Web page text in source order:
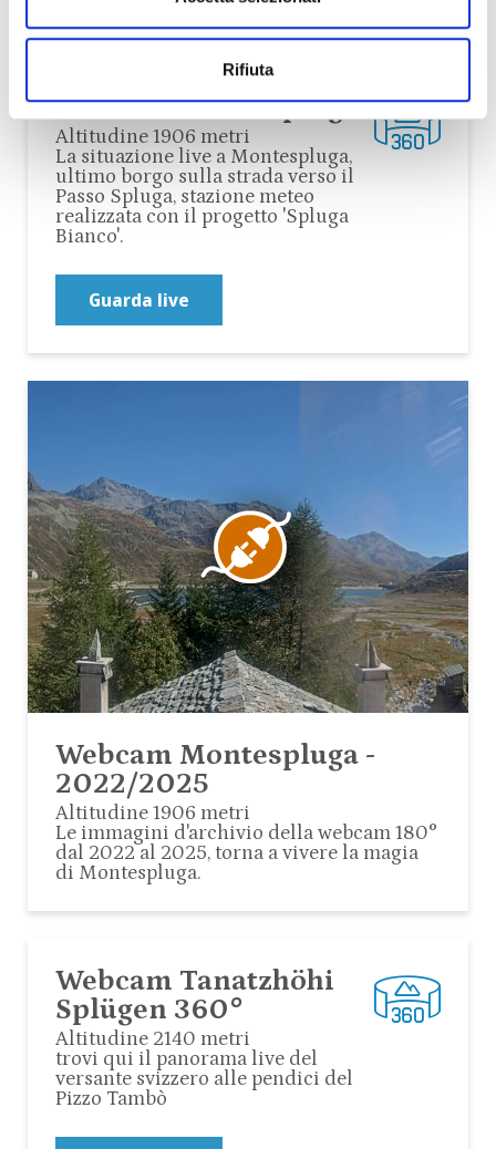
Rifiuta
Webcam Montespluga
Altitudine 1906 metri
La situazione live a Montespluga,
ultimo borgo sulla strada verso il
Passo Spluga, stazione meteo
realizzata con il progetto 'Spluga
Bianco'.
Guarda live
Webcam Montespluga -
2022/2025
Altitudine 1906 metri
Le immagini d'archivio della webcam 180°
dal 2022 al 2025, torna a vivere la magia
di Montespluga.
Webcam Tanatzhöhi
Splügen 360°
Altitudine 2140 metri
trovi qui il panorama live del
versante svizzero alle pendici del
Pizzo Tambò